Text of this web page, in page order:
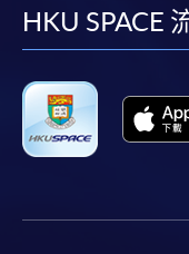
HKU SPACE